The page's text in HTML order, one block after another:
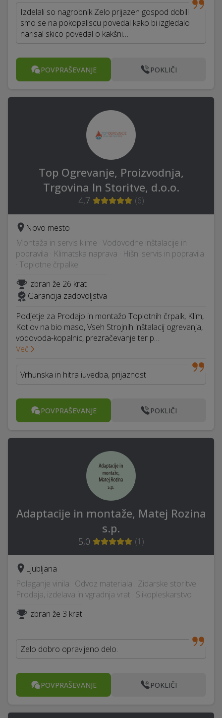
Izdelali so nagrobnik Zelo prijazen gospod dobili
smo se na pokopaliscu povedal kako bi izgledalo
narisal skico povedal o kakšni…
POVPRAŠEVANJE POKLIČI
Top Ogrevanje, Proizvodnja,
Trgovina In Storitve, d.o.o.
4,7 (6)
Novo mesto
Montaža in servis klime · Vodovodne inštalacije in
popravila · Klimatska naprava · Hišni servis in popravila
· Toplotne črpalke
Izbran že 26 krat
Garancija zadovoljstva
Podjetje za Prodajo in montažo Toplotnih črpalk, Klim,
Kotlov na bio maso, Vseh Strojnih inštalacij ogrevanja,
vodovoda-kopalnic, prezračevanje ter p…
Več
Vrhunska in hitra iuvedba, prijaznost
POVPRAŠEVANJE POKLIČI
Adaptacije in montaže, Matej Rozina
s.p.
5,0 (1 )
Ljubljana
Polaganje vinila · Odvoz materiala · Zidarske storitve ·
Prodaja, izdelava in vgradnja vrat · Slikopleskarstvo
Izbran že 3 krat
Zelo dobro opravljeno delo.
POVPRAŠEVANJE POKLIČI